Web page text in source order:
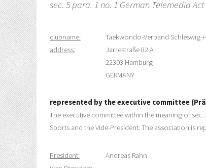
sec. 5 para. 1 no. 1 German Telemedia Act
clubname:
Taekwondo-Verband Schleswig-
address:
Jarrestraße 82 A
22303 Hamburg
GERMANY
represented by the executive committee
The executive committee within the meaning of
Sports and the Vide-President. The association is
President:
Andreas Rahn